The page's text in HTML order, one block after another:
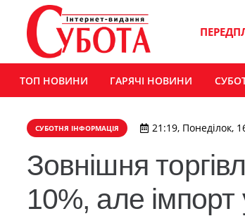
ТОП НОВИНИ ГАРЯЧІ НОВИНИ
СУБОТНЯ ІНФОРМАЦІЯ 21:19, Понеділок,
Зовнішня
10%, але імпорт